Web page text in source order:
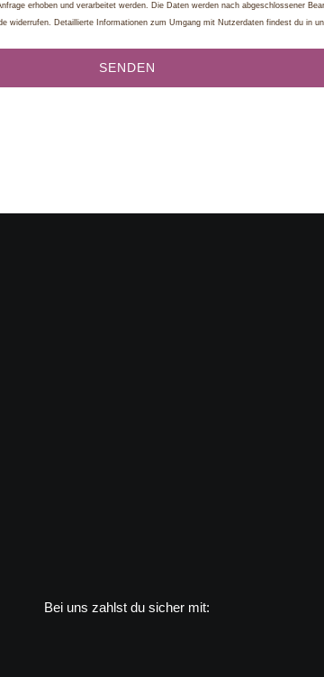
erhoben und verarbeitet werden. Die Daten werden nach abgeschlossener
widerrufen. Detaillierte Informationen zum Umgang mit Nutzerdaten findest du in
Bei uns zahlst du sicher mit: